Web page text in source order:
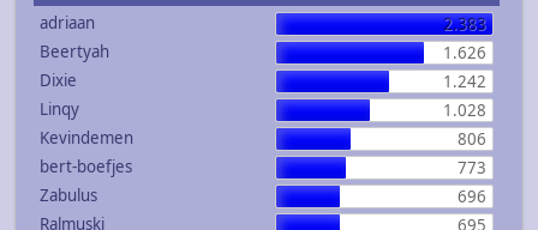
adriaan
2.383
Beertyah
1.626
Dixie
1.242
Linqy
1.028
Kevindemen
806
bert-boefjes
773
Zabulus
696
Ralmuski
695